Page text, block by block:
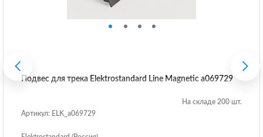
Подвес для трека Elektrostandard Line Magnetic a069729
На складе 200 шт.
Артикул: ELK_a069729